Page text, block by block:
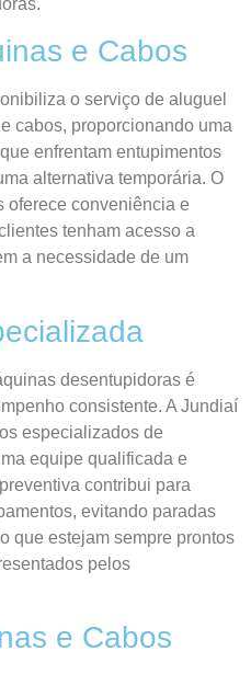
e Cabos
o serviço de aluguel
cabos, proporcionando uma
enfrentam entupimentos
alternativa temporária. O
oferece conveniência e
tenham acesso a
a necessidade de um
desentupidoras é
consistente. A Jundiaí
especializados de
equipe qualificada e
contribui para
evitando paradas
que estejam sempre prontos
pelos
e Cabos